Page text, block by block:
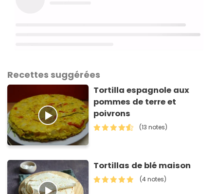
Recettes suggérées
Tortilla espagnole aux
pommes de terre et
poivrons
(13 notes)
Tortillas de blé maison
(4 notes)